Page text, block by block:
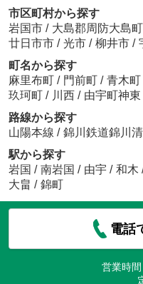
市区町村から探す
岩国市 / 大島郡周防大島町
廿日市市 / 光市 / 柳井市 /
町名から探す
麻里布町 / 門前町 / 青木町
玖珂町 / 川西 / 由宇町神東
路線から探す
山陽本線 / 錦川鉄道錦川
駅から探す
岩国 / 南岩国 / 由宇 / 和木
大畠 / 錦町
電話
営業時間